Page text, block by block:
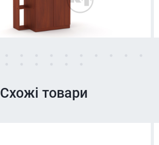
Схожі товари